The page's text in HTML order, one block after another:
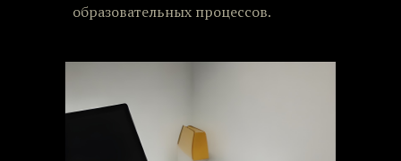
образовательных процессов.